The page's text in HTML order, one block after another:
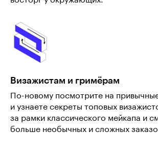
Визажистам и гримёрам
По-новому посмотрите на
и узнаете секреты топовых
за рамки классического мейкапа и
больше необычных и сложных